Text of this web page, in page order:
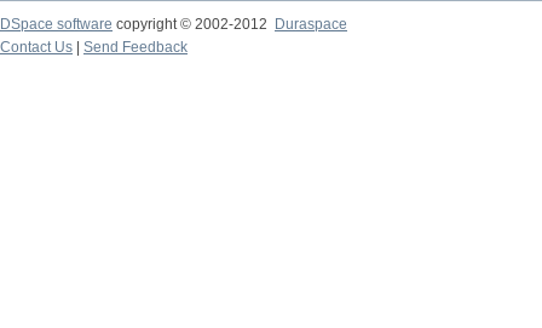
DSpace software copyright © 2002-2012
Duraspace
Contact Us
Send Feedback